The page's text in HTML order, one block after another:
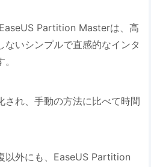
EaseUS Partition Masterは、高
ないシンプルで直感的なインタ
され、手動の方法に比べて時間
以外にも、EaseUS Partition